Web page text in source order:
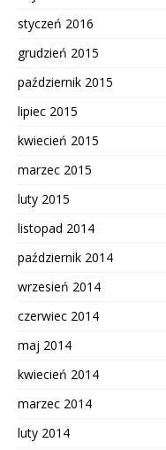
styczeń 2016
grudzień 2015
październik 2015
lipiec 2015
kwiecień 2015
marzec 2015
luty 2015
listopad 2014
październik 2014
wrzesień 2014
czerwiec 2014
maj 2014
kwiecień 2014
marzec 2014
luty 2014